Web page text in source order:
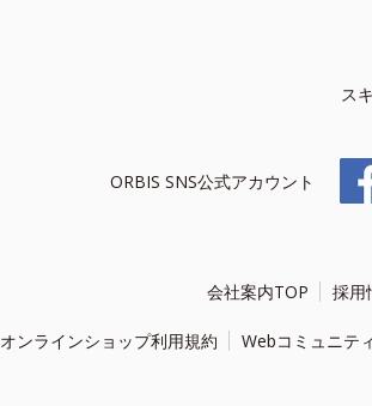
ス
ORBIS SNS公式アカウント
会社案内TOP 採用
オンラインショップ利用規約 Webコミュニテ